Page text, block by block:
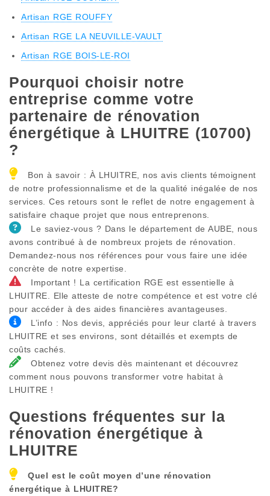
Artisan RGE ROUFFY
Artisan RGE LA NEUVILLE-VAULT
Artisan RGE BOIS-LE-ROI
Pourquoi choisir notre
entreprise comme votre
partenaire de rénovation
énergétique à LHUITRE (10700)
?
Bon à savoir : À LHUITRE, nos avis clients témoignent
de notre professionnalisme et de la qualité inégalée de nos
services. Ces retours sont le reflet de notre engagement à
satisfaire chaque projet que nous entreprenons.
Le saviez-vous ? Dans le département de AUBE, nous
avons contribué à de nombreux projets de rénovation.
Demandez-nous nos références pour vous faire une idée
concrète de notre expertise.
Important ! La certification RGE est essentielle à
LHUITRE. Elle atteste de notre compétence et est votre clé
pour accéder à des aides financières avantageuses.
L’info : Nos devis, appréciés pour leur clarté à travers
LHUITRE et ses environs, sont détaillés et exempts de
coûts cachés.
Obtenez votre devis dès maintenant et découvrez
comment nous pouvons transformer votre habitat à
LHUITRE !
Questions fréquentes sur la
rénovation énergétique à
LHUITRE
Quel est le coût moyen d’une rénovation
énergétique à LHUITRE?